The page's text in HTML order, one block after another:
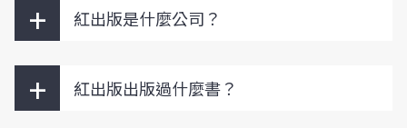
+ 紅出版是什麼公司？
+ 紅出版出版過什麼書？